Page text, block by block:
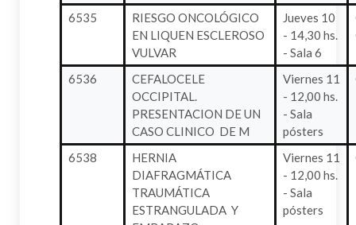
6535
RIESGO ONCOLÓGICO
EN LIQUEN ESCLEROSO
VULVAR
Jueves 10
- 14,30 hs.
- Sala 6
6536
CEFALOCELE
OCCIPITAL.
PRESENTACION DE UN
CASO CLINICO DE M
Viernes 11
- 12,00 hs.
- Sala
pósters
6538
HERNIA
DIAFRAGMÁTICA
TRAUMÁTICA
ESTRANGULADA Y
Viernes 11
- 12,00 hs.
- Sala
pósters